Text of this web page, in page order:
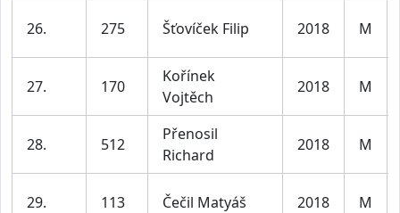
26. 275 Šťovíček Filip 2018 M
27. 170
Kořínek
Vojtěch
2018 M
28. 512
Přenosil
Richard
2018 M
29. 113 Čečil Matyáš 2018 M